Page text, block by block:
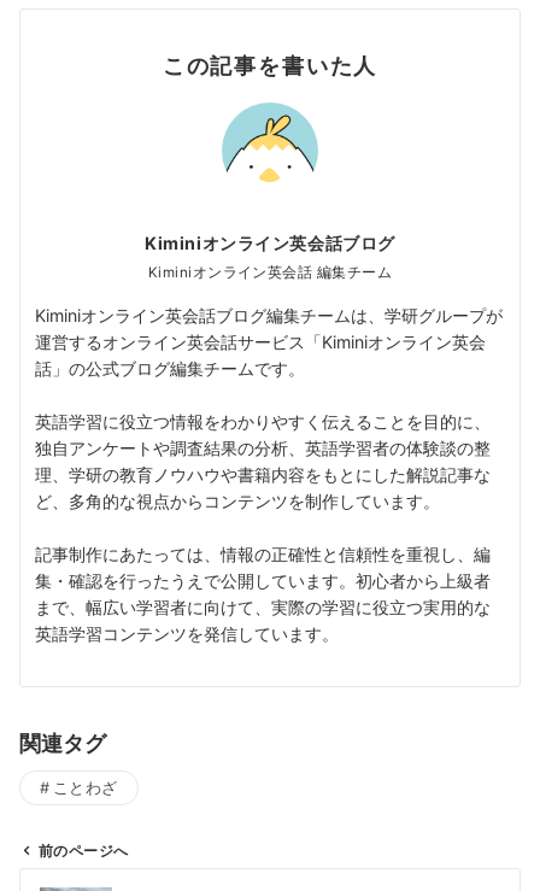
この記事を書いた人
Kiminiオンライン英会話ブログ
Kiminiオンライン英会話 編集チーム
Kiminiオンライン英会話ブログ編集チームは、学研グループが
運営するオンライン英会話サービス「Kiminiオンライン英会
話」の公式ブログ編集チームです。
英語学習に役立つ情報をわかりやすく伝えることを目的に、
独自アンケートや調査結果の分析、英語学習者の体験談の整
理、学研の教育ノウハウや書籍内容をもとにした解説記事な
ど、多角的な視点からコンテンツを制作しています。
記事制作にあたっては、情報の正確性と信頼性を重視し、編
集・確認を行ったうえで公開しています。初心者から上級者
まで、幅広い学習者に向けて、実際の学習に役立つ実用的な
英語学習コンテンツを発信しています。
関連タグ
ことわざ
前のページへ